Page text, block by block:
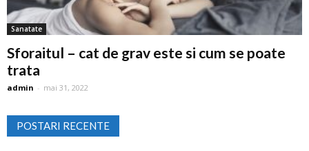
Sanatate
Sforaitul – cat de grav este si cum se poate
trata
admin - mai 31, 2022
POSTARI RECENTE